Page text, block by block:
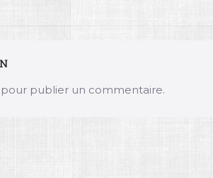
pour publier un commentaire.